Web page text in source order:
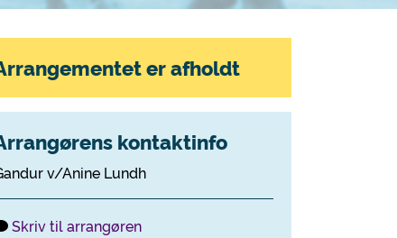
er afholdt
kontaktinfo
v/Anine Lundh
Skriv til arrangøren